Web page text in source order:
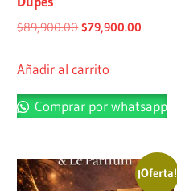
$89,900.00 $79,900.00
Añadir al carrito
Comprar por whatsapp
¡Oferta!